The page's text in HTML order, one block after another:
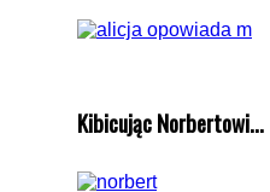
Kibicując Norbertowi...